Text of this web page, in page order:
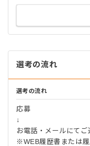
選考の流れ
選考の流れ
応募
↓
お電話・メールにてご
※WEB履歴書または